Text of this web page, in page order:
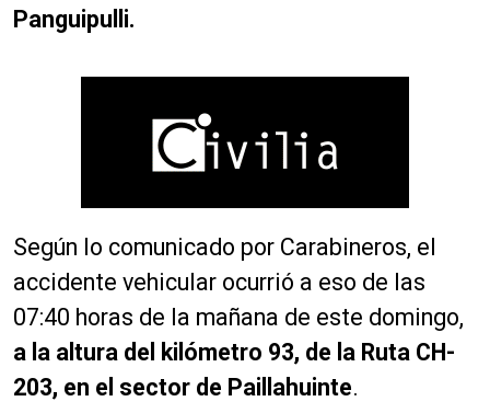
Panguipulli.
Según lo comunicado por Carabineros, el
accidente vehicular ocurrió a eso de las
07:40 horas de la mañana de este domingo,
a la altura del kilómetro 93, de la Ruta CH-
203, en el sector de Paillahuinte.